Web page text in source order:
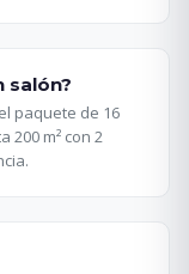
salón?
paquete de 16
200 m² con 2